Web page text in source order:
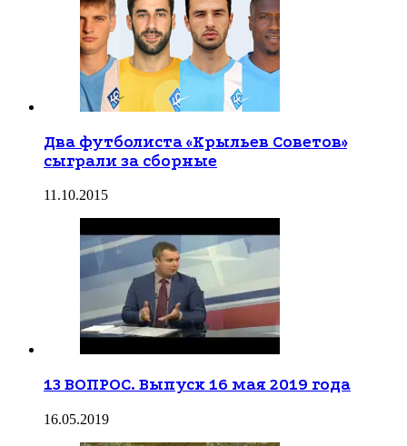
Два футболиста «Крыльев Советов»
сыграли за сборные
11.10.2015
13 ВОПРОС. Выпуск 16 мая 2019 года
16.05.2019